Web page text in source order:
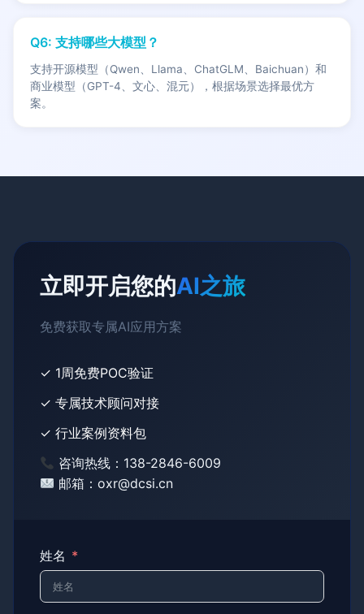
Q6: 支持哪些大模型？
支持开源模型（Qwen、Llama、ChatGLM、Baichuan）和
商业模型（GPT-4、文心、混元），根据场景选择最优方
案。
立即开启您的AI之旅
免费获取专属AI应用方案
✓ 1周免费POC验证
✓ 专属技术顾问对接
✓ 行业案例资料包
咨询热线：138-2846-6009
邮箱：oxr@dcsi.cn
姓名